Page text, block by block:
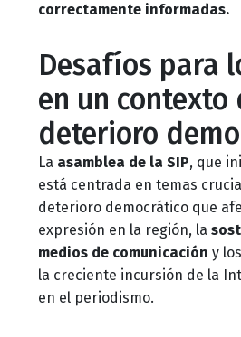
correctamente informadas.
Desafíos para
en un contexto
deterioro
La asamblea de la SIP, que
está centrada en temas
deterioro democrático que
expresión en la región, la
medios de comunicación y
la creciente incursión de la
en el periodismo.